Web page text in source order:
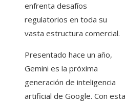
enfrenta desafíos
regulatorios en toda su
vasta estructura comercial.
Presentado hace un año,
Gemini es la próxima
generación de inteligencia
artificial de Google. Con esta